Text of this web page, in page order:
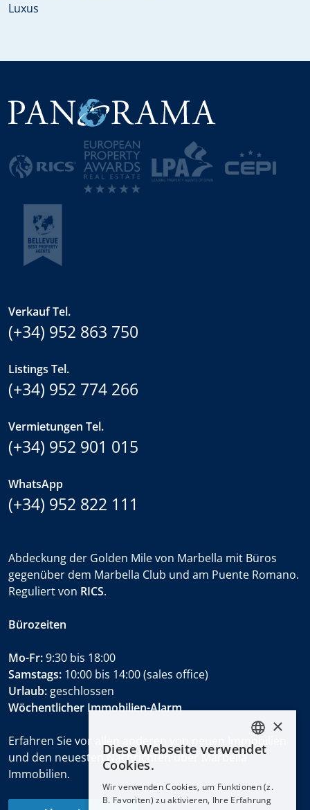
Luxus
Verkauf Tel.
(+34) 952 863 750
Listings Tel.
(+34) 952 774 266
Vermietungen Tel.
(+34) 952 901 015
WhatsApp
(+34) 952 822 111
Abdeckung der Golden Mile von Marbella mit Büros
gegenüber dem Marbella Club und am Puente Romano.
Reguliert von RICS.
Bürozeiten
Mo-Fr:9:30 bis 18:00
Samstags: 10:00 bis 14:00 (sales office)
Urlaub: geschlossen
Wöchentlicher Immobilien-Alarm
Erfahren Sie vor allen anderen von neuen Immobilien
und den neuesten Nachrichten über Marbella
Immobilien.
ENGLISH
DEUTSCH
×
Diese Webseite verwendet
Cookies.
Wir verwenden Cookies, um Funktionen (z.
B. Favoriten) zu aktivieren, Ihre Erfahrung